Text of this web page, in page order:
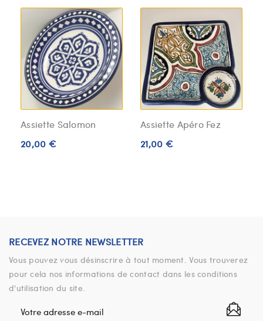
Assiette Salomon
20,00 €
Assiette Apéro Fez
21,00 €
RECEVEZ NOTRE NEWSLETTER
Vous pouvez vous désinscrire à tout moment. Vous trouverez
pour cela nos informations de contact dans les conditions
d'utilisation du site.